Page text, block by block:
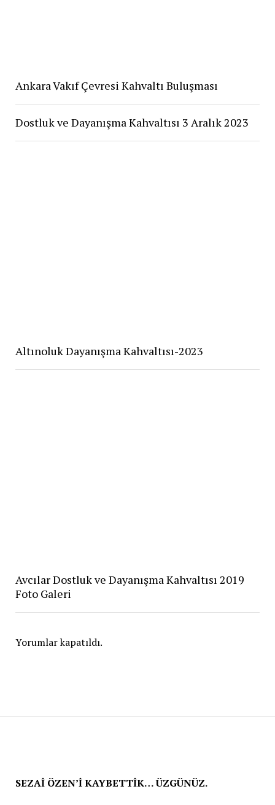
Ankara Vakıf Çevresi Kahvaltı Buluşması
Dostluk ve Dayanışma Kahvaltısı 3 Aralık 2023
Altınoluk Dayanışma Kahvaltısı-2023
Avcılar Dostluk ve Dayanışma Kahvaltısı 2019
Foto Galeri
Yorumlar kapatıldı.
SEZAİ ÖZEN’İ KAYBETTİK… ÜZGÜNÜZ.